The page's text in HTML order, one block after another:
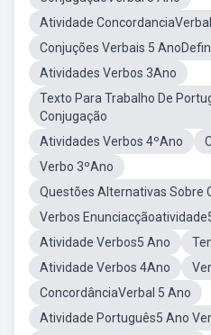
Atividade
Conjuções Verbais 5
Atividades Verbos 3Ano
Texto Para Trabalho De
Conjugação
Atividades Verbos 4ºAno
Verbo 3ºAno
Questões Alternativas Sobre
Verbos
Atividade Verbos5 Ano
Atividade Verbos 4Ano
ConcordânciaVerbal 5 Ano
Atividade Português5 Ano